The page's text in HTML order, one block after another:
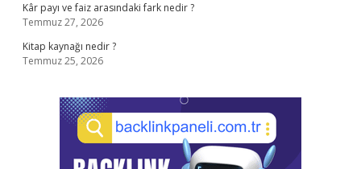
Kâr payı ve faiz arasındaki fark nedir ?
Temmuz 27, 2026
Kitap kaynağı nedir ?
Temmuz 25, 2026